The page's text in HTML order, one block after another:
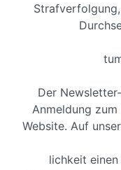
Der
Anmeldung
Website. Auf
lichkeit